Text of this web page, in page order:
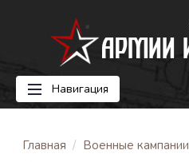
Навигация
Главная
Военные кампании